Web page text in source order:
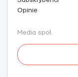
Opinie
Media społ.